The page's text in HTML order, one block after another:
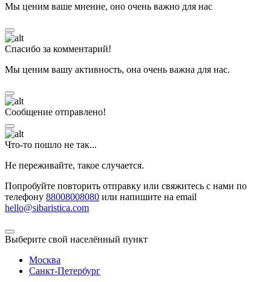
Мы ценим ваше мнение, оно очень важно для нас
Спасибо за комментарий!
Мы ценим вашу активность, она очень важна для нас.
Сообщение отправлено!
Что-то пошло не так...
Не переживайте, такое случается.
Попробуйте повторить отправку или свяжитесь с нами по
телефону 88008008080 или напишите на email
hello@sibaristica.com
Выберите свой населённый пункт
Москва
Санкт-Петербург